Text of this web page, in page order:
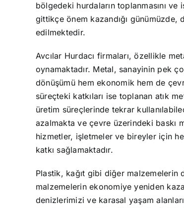
bölgedeki hurdaların toplanmasını
gittikçe önem kazandığı günümüzde,
edilmektedir.
Avcılar Hurdacı firmaları, özellikle
oynamaktadır. Metal, sanayinin pek
dönüşümü hem ekonomik hem de
süreçteki katkıları ise toplanan atık
üretim süreçlerinde tekrar
azalmakta ve çevre üzerindeki baskı
hizmetler, işletmeler ve bireyler için
katkı sağlamaktadır.
Plastik, kağıt gibi diğer malzemelerin
malzemelerin ekonomiye yeniden
denizlerimizi ve karasal yaşam